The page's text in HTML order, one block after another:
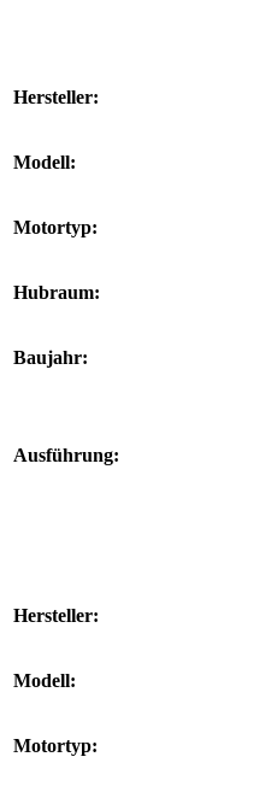
Hersteller:
Modell:
Motortyp:
Hubraum:
Baujahr:
Ausführung:
Hersteller:
Modell:
Motortyp: